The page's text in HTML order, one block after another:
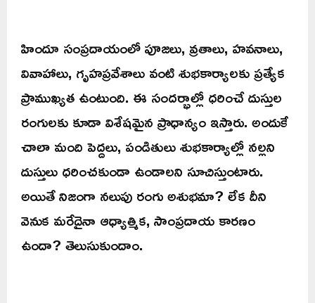
హిందూ సంప్రదాయంలో పూజలు, వ్రతాలు, హవనాలు,
వివాహాలు, గృహప్రవేశాలు వంటి శుభకార్యాలకు ప్రత్యేక
ప్రాముఖ్యత ఉంటుంది. ఈ సందర్భాల్లో ధరించే దుస్తుల
రంగులకు కూడా విశేషమైన ప్రాధాన్యం ఇస్తారు. అందుకే
చాలా మంది పెద్దలు, పండితులు శుభకార్యాల్లో నల్లని
దుస్తులు ధరించకుండా ఉండాలని సూచిస్తుంటారు.
అయితే నిజంగా నలుపు రంగు అశుభమా? లేక దీని
వెనుక మరేదైనా ఆధ్యాత్మిక, సాంప్రదాయ కారణం
ఉందా? తెలుసుకుందాం.